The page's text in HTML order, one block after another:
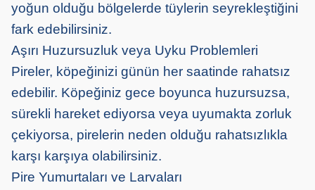
yoğun olduğu bölgelerde tüylerin seyrekleştiğini
fark edebilirsiniz.
Aşırı Huzursuzluk veya Uyku Problemleri
Pireler, köpeğinizi günün her saatinde rahatsız
edebilir. Köpeğiniz gece boyunca huzursuzsa,
sürekli hareket ediyorsa veya uyumakta zorluk
çekiyorsa, pirelerin neden olduğu rahatsızlıkla
karşı karşıya olabilirsiniz.
Pire Yumurtaları ve Larvaları